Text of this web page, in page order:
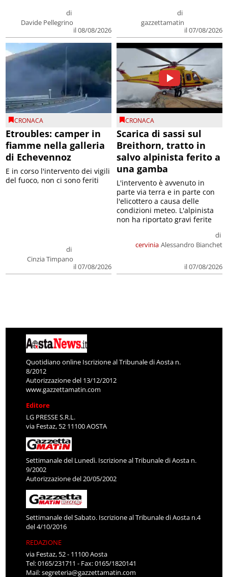
di
Davide Pellegrino
il 08/08/2026
di
gazzettamatin
il 07/08/2026
CRONACA
Etroubles: camper in
fiamme nella galleria
di Echevennoz
di
Cinzia Timpano
il 07/08/2026
E in corso l'intervento dei vigili
del fuoco, non ci sono feriti
CRONACA
Scarica di sassi sul
Breithorn, tratto in
salvo alpinista ferito a
una gamba
cervinia
di
Alessandro Bianchet
il 07/08/2026
L'intervento è avvenuto in
parte via terra e in parte con
l'elicottero a causa delle
condizioni meteo. L'alpinista
non ha riportato gravi ferite
Quotidiano online Iscrizione al Tribunale di Aosta n.
8/2012
Autorizzazione del 13/12/2012
www.gazzettamatin.com
Editore
LG PRESSE S.R.L.
via Festaz, 52 11100 AOSTA
Settimanale del Lunedì. Iscrizione al Tribunale di Aosta n.
9/2002
Autorizzazione del 20/05/2002
Settimanale del Sabato. Iscrizione al Tribunale di Aosta n.4
del 4/10/2016
REDAZIONE
via Festaz, 52 - 11100 Aosta
Tel: 0165/231711 - Fax: 0165/1820141
Mail:segreteria@gazzettamatin.com